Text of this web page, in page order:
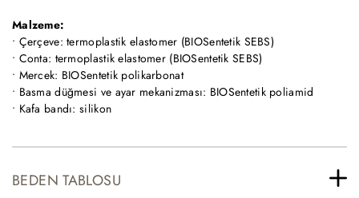
Malzeme:
• Çerçeve: termoplastik elastomer (BIOSentetik SEBS)
• Conta: termoplastik elastomer (BIOSentetik SEBS)
• Mercek: BIOSentetik polikarbonat
• Basma düğmesi ve ayar mekanizması: BIOSentetik poliamid
• Kafa bandı: silikon
BEDEN TABLOSU